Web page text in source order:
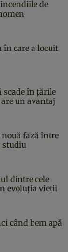
de
în care a locuit
scade în țările
un avantaj
fază între
studiu
dintre cele
evoluția vieții
când bem apă